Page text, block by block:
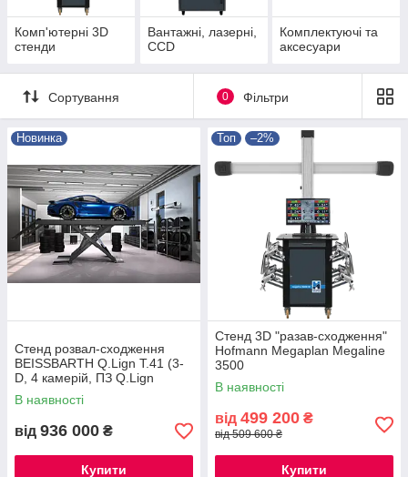
Комп'ютерні 3D
стенди
Вантажні, лазерні,
CCD
Комплектуючі та
аксесуари
Сортування 0 Фільтри
Новинка
Стенд розвал-сходження
BEISSBARTH Q.Lign T.41 (3-
D, 4 камерій, ПЗ Q.Lign
software)
В наявності
від 936 000 ₴
Купити
Топ –2%
Стенд 3D "разав-сходження"
Hofmann Megaplan Megaline
3500
В наявності
від 499 200 ₴
від 509 600 ₴
Купити